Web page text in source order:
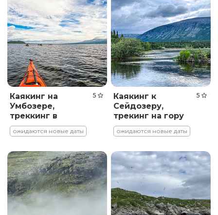
5
Каякинг на
Умбозере,
треккинг в
Хибины и
Ловозерские
ожидаются новые даты
5
Каякинг к
Сейдозеру,
трекинг на гору
Нинчурт
ожидаются новые даты